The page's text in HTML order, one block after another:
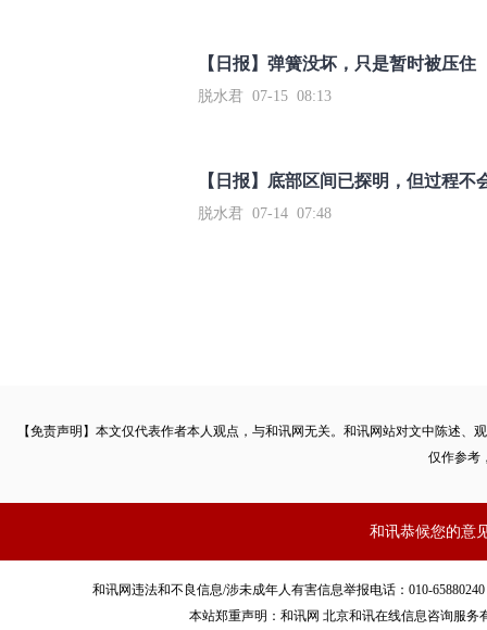
【日报】弹簧没坏，只是暂时被压住
脱水君 07-15 08:13
【日报】底部区间已探明，但过程不
脱水君 07-14 07:48
【免责声明】本文仅代表作者本人观点，与和讯网无关。和讯网站对文中陈述
仅作参考
和讯恭候您的意
和讯网违法和不良信息/涉未成年人有害信息举报电话：010-
本站郑重声明：和讯网 北京和讯在线信息咨询服